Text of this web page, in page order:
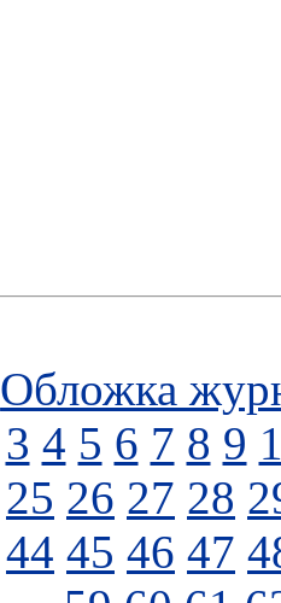
Обложка
3 4 5 6 7 8 9
25 26 27 28
44 45 46 47